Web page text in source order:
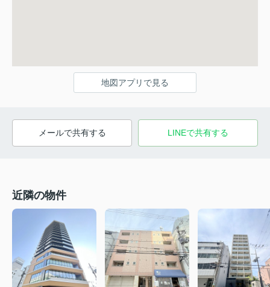
地図アプリで見る
メールで共有する LINEで共有する
近隣の物件